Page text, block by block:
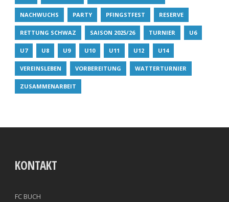
NACHWUCHS PARTY PFINGSTFEST RESERVE
RETTUNG SCHWAZ SAISON 2025/26 TURNIER U6
U7 U8 U9 U10 U11 U12 U14
VEREINSLEBEN VORBEREITUNG WATTERTURNIER
ZUSAMMENARBEIT
KONTAKT
FC BUCH